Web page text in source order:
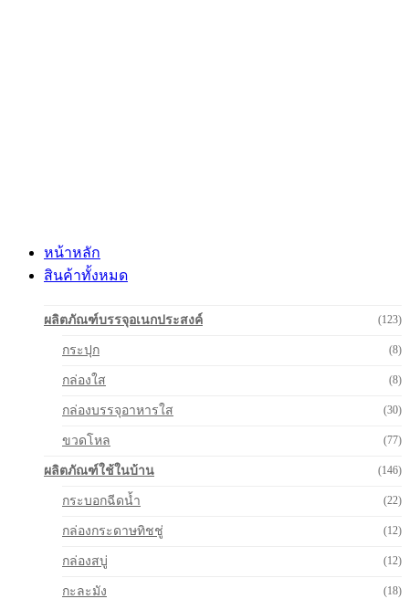
หน้าหลัก
สินค้าทั้งหมด
ผลิตภัณฑ์บรรจุอเนกประสงค์ (123)
กระปุก (8)
กล่องใส (8)
กล่องบรรจุอาหารใส (30)
ขวดโหล (77)
ผลิตภัณฑ์ใช้ในบ้าน (146)
กระบอกฉีดน้ำ (22)
กล่องกระดาษทิชชู่ (12)
กล่องสบู่ (12)
กะละมัง (18)